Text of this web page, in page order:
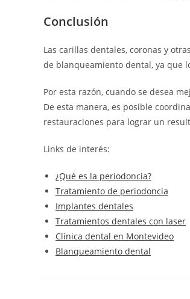
Conclusión
Las carillas dentales, coronas y
de blanqueamiento dental, ya que
Por esta razón, cuando se desea
De esta manera, es posible
restauraciones para lograr un
Links de interés:
¿Qué es la periodoncia?
Tratamiento de periodoncia
Implantes dentales
Tratamientos dentales con laser
Clínica dental en Montevideo
Blanqueamiento dental